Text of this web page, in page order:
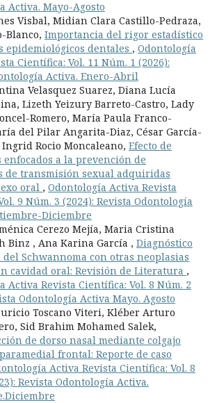
Activa. Mayo-Agosto
Visbal, Midian Clara Castillo-Pedraza,
Blanco, Importancia del rigor estadístico
epidemiológicos dentales , Odontología
Científica: Vol. 11 Núm. 1 (2026):
Activa. Enero-Abril
Velasquez Suarez, Diana Lucía
Lizeth Yeizury Barreto-Castro, Lady
Romero, María Paula Franco-
del Pilar Angarita-Diaz, César García-
Rocio Moncaleano, Efecto de
a la prevención de
de transmisión sexual adquiridas
oral , Odontología Activa Revista
9 Núm. 3 (2024): Revista Odontología
Diciembre
Cerezo Mejía, Maria Cristina
Binz , Ana Karina García , Diagnóstico
Schwannoma con otras neoplasias
cavidad oral: Revisión de Literatura ,
Activa Revista Científica: Vol. 8 Núm. 2
Odontología Activa Mayo. Agosto
Toscano Viteri, Kléber Arturo
Sid Brahim Mohamed Salek,
de dorso nasal mediante colgajo
frontal: Reporte de caso
Activa Revista Científica: Vol. 8
Revista Odontología Activa.